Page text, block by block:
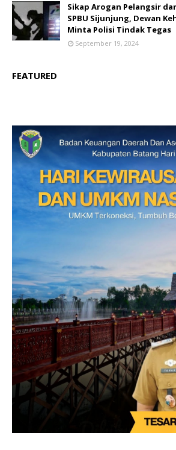
Sikap Arogan Pelangsir
SPBU Sijunjung, Dewan
Minta Polisi Tindak Tegas
September 19, 2024
FEATURED